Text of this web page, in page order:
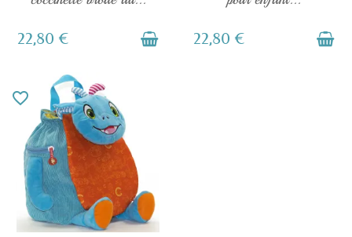
22,80 € 22,80 €
favorite_border